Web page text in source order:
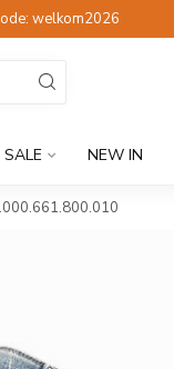
welkom2026
SALE NEW IN